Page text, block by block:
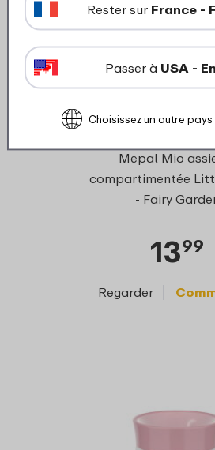
Mepal Mio
compartimentée
- Fairy
1399
Regarder
Rester sur France -
Passer à USA -